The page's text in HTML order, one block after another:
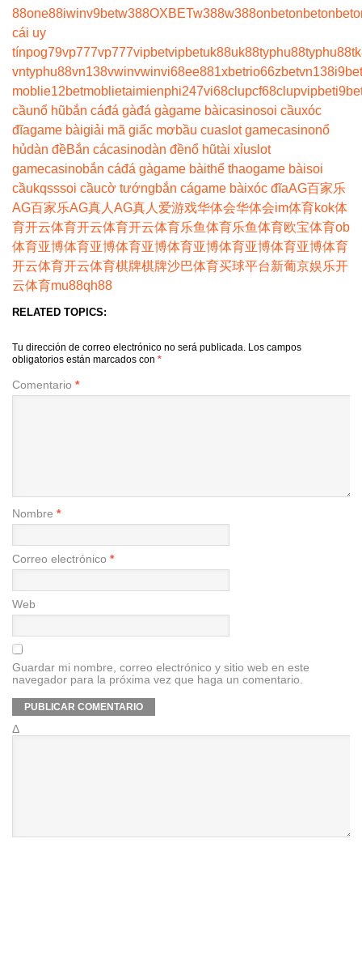
88one88iwinv9betw388OXBETw388w388onbetonbetonbet
cái uy
tínpog79vp777vp777vipbetvipbetuk88uk88typhu88typhu88
vntyphu88vn138vwinvwinvi68ee881xbetrio66zbetvn138
moblie12betmoblietaimienphi247vi68clupcf68clupvipbet
cầunổ hũbắn cáđá gàđá gàgame bàicasinosoi cầuxóc
đĩagame bàigiải mã giấc mơbầu cuaslot gamecasinonổ
hủdàn đềBắn cácasinodàn đềnổ hũtài xỉuslot
gamecasinobắn cáđá gàgame bàithể thaogame bàisoi
cầukqsssoi cầucờ tướngbắn cágame bàixóc đĩaAG百家乐
AG百家乐AG真人 AG真人 爱游戏华体会华体会im体育kok体
育开云体育开云体育开云体育乐鱼体育乐鱼体育欧宝体育ob
体育亚博体育亚博体育亚博体育亚博体育亚博体育亚博体育
开云体育开云体育棋牌棋牌沙巴体育买球平台新葡京娱乐开
云体育mu88qh88
RELATED TOPICS:
Tu dirección de correo electrónico no será publicada. Los campos
obligatorios están marcados con *
Comentario *
Nombre *
Correo electrónico *
Web
Guardar mi nombre, correo electrónico y sitio web en este
navegador para la próxima vez que haga un comentario.
Δ